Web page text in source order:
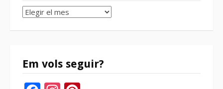
Arxius
bloc
Em vols seguir?